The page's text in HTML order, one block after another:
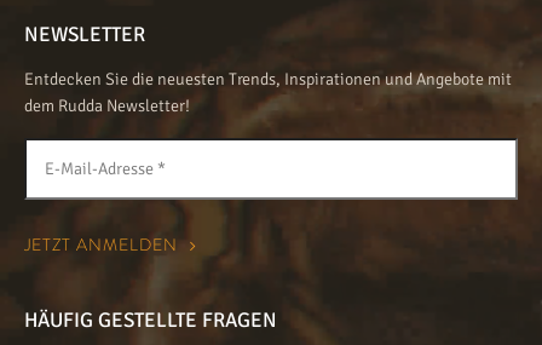
NEWSLETTER
Entdecken Sie die neuesten Trends, Inspirationen und Angebote mit
dem Rudda Newsletter!
HÄUFIG GESTELLTE FRAGEN